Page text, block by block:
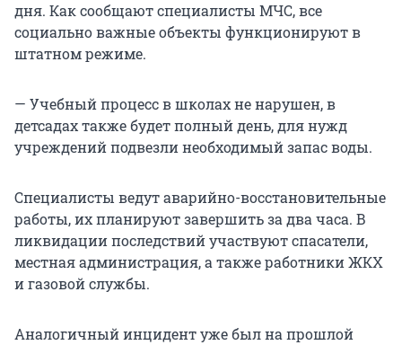
дня. Как сообщают специалисты МЧС, все
социально важные объекты функционируют в
штатном режиме.
— Учебный процесс в школах не нарушен, в
детсадах также будет полный день, для нужд
учреждений подвезли необходимый запас воды.
Специалисты ведут аварийно-восстановительные
работы, их планируют завершить за два часа. В
ликвидации последствий участвуют спасатели,
местная администрация, а также работники ЖКХ
и газовой службы.
Аналогичный инцидент уже был на прошлой